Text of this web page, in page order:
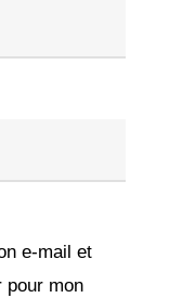
e-mail et
pour mon